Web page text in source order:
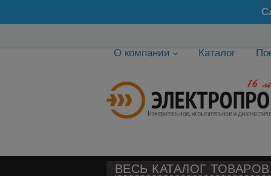
О компании
Каталог
ВЕСЬ КАТАЛОГ ТОВАРОВ